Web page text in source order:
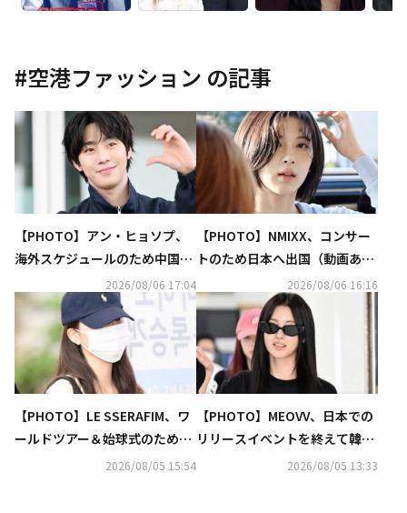
#空港ファッション の記事
【PHOTO】アン・ヒョソプ、
海外スケジュールのため中国へ
出国（動画あり）2026/08/06 17:04
【PHOTO】NMIXX、コンサー
トのため日本へ出国（動画あ
2026/08/06 16:16
【PHOTO】LE SSERAFIM、ワ
ールドツアー＆始球式のため日
本へ！（動画あり）2026/08/05 15:54
【PHOTO】MEOVV、日本での
リリースイベントを終えて韓国
に到着（動画あり）2026/08/05 13:33